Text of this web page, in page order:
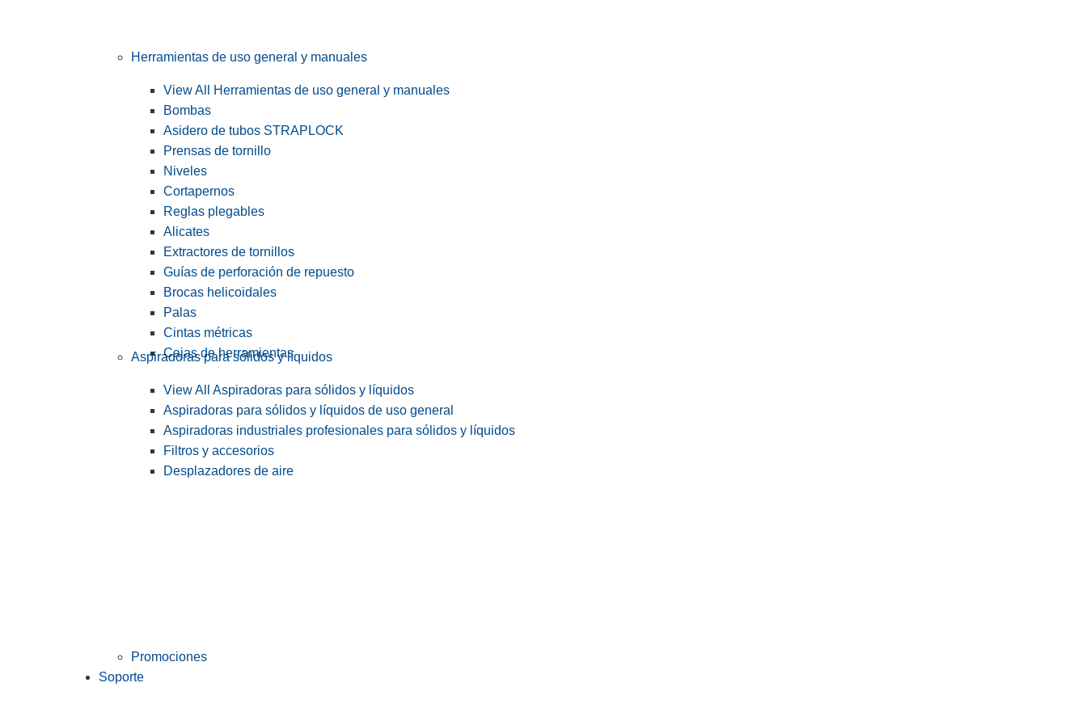
Herramientas de uso general y manuales
View All Herramientas de uso general y manuales
Bombas
Asidero de tubos STRAPLOCK
Prensas de tornillo
Niveles
Cortapernos
Reglas plegables
Alicates
Extractores de tornillos
Guías de perforación de repuesto
Brocas helicoidales
Palas
Cintas métricas
Cajas de herramientas
Aspiradoras para sólidos y líquidos
View All Aspiradoras para sólidos y líquidos
Aspiradoras para sólidos y líquidos de uso general
Aspiradoras industriales profesionales para sólidos y líquidos
Filtros y accesorios
Desplazadores de aire
Promociones
Soporte